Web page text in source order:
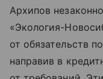
Архипов
«Экология-
от обязательств
направив в